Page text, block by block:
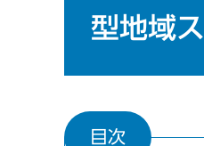
型地域
目次